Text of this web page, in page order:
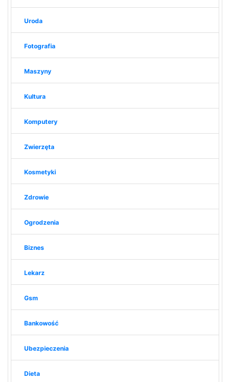
Uroda
Fotografia
Maszyny
Kultura
Komputery
Zwierzęta
Kosmetyki
Zdrowie
Ogrodzenia
Biznes
Lekarz
Gsm
Bankowość
Ubezpieczenia
Dieta